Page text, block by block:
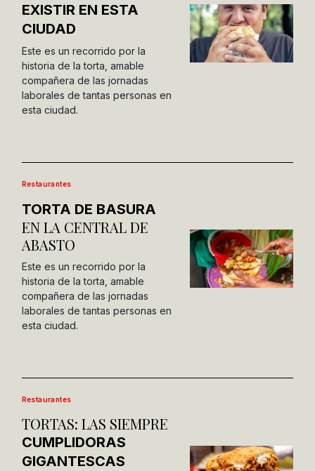
EXISTIR EN ESTA
CIUDAD
Este es un recorrido por la
historia de la torta, amable
compañera de las jornadas
laborales de tantas personas en
esta ciudad.
Restaurantes
TORTA DE BASURA
EN LA CENTRAL DE
ABASTO
Este es un recorrido por la
historia de la torta, amable
compañera de las jornadas
laborales de tantas personas en
esta ciudad.
Restaurantes
TORTAS: LAS SIEMPRE
CUMPLIDORAS
GIGANTESCAS